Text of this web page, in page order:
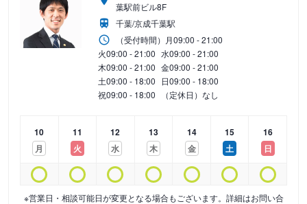
葉駅前ビル8F
千葉/京成千葉駅
（受付時間） 月09:00 - 21:00
火09:00 - 21:00 水09:00 - 21:00
木09:00 - 21:00 金09:00 - 21:00
土09:00 - 18:00 日09:00 - 18:00
祝09:00 - 18:00 （定休日）なし
10
月
11
火
12
水
13
木
14
金
15
土
16
日
※営業日・相談可能日が変更となる場合もございます。詳細はお問い合